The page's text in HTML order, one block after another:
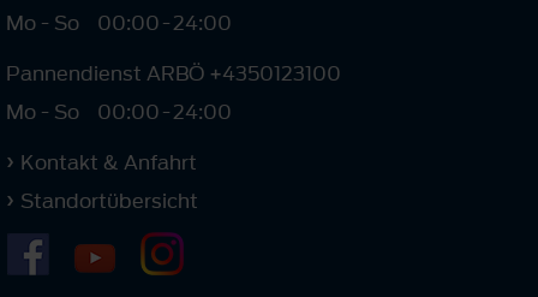
Mo - So
00:00-24:00
Pannendienst ARBÖ +4350123100
Mo - So
00:00-24:00
Kontakt & Anfahrt
Standortübersicht